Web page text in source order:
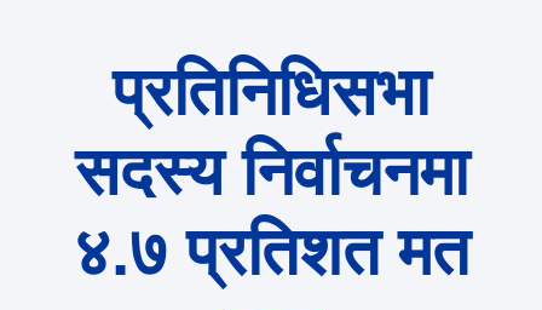
प्रतिनिधिसभा
सदस्य निर्वाचनमा
४.७ प्रतिशत मत